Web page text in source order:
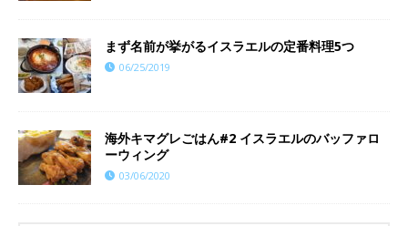
まず名前が挙がるイスラエルの定番料理5つ
06/25/2019
海外キマグレごはん#2 イスラエルのバッファロ
ーウィング
03/06/2020